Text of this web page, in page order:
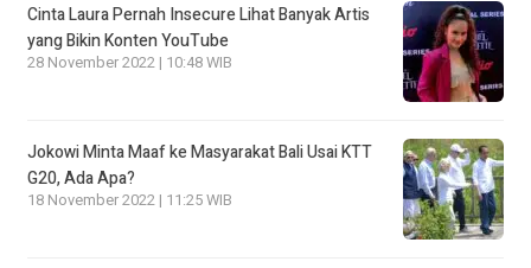
Cinta Laura Pernah Insecure Lihat Banyak Artis
yang Bikin Konten YouTube
28 November 2022 | 10:48 WIB
Jokowi Minta Maaf ke Masyarakat Bali Usai KTT
G20, Ada Apa?
18 November 2022 | 11:25 WIB